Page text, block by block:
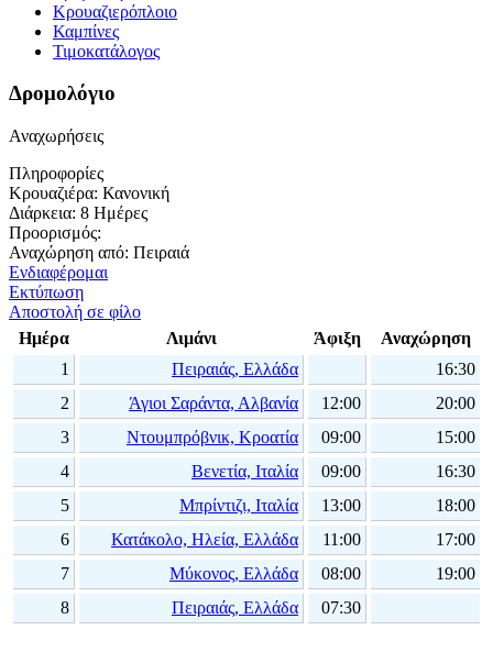
Κρουαζιερόπλοιο
Καμπίνες
Τιμοκατάλογος
Δρομολόγιο
Αναχωρήσεις
Πληροφορίες
Κρουαζιέρα: Κανονική
Διάρκεια: 8 Ημέρες
Προορισμός:
Αναχώρηση από: Πειραιά
Ενδιαφέρομαι
Εκτύπωση
Αποστολή σε φίλο
Ημέρα
Λιμάνι Άφιξη
Αναχώρηση
1
Πειραιάς, Ελλάδα
16:30
2
Άγιοι Σαράντα, Αλβανία 12:00
20:00
3
Ντουμπρόβνικ, Κροατία 09:00
15:00
4
Βενετία, Ιταλία 09:00
16:30
5
Μπρίντιζι, Ιταλία 13:00
18:00
6
Κατάκολο, Ηλεία, Ελλάδα 11:00
17:00
7
Μύκονος, Ελλάδα 08:00
19:00
8
Πειραιάς, Ελλάδα 07:30